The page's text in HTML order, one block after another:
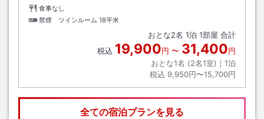
食事なし
禁煙 ツインルーム 18平米
おとな2名 1泊 1部屋 合計
税込 19,900円 〜 31,400円
おとな1名 (2名1室)｜ 1泊
税込 9,950円〜15,700円
全ての宿泊プランを見る